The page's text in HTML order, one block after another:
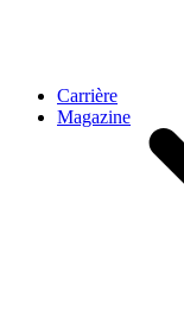
Carrière
Magazine